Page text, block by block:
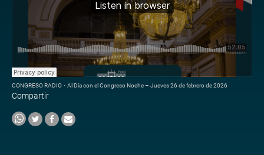
CONGRESO RADIO · Al Día con el Congreso Noche – Jueves 26 de febrero de 2026
Compartir